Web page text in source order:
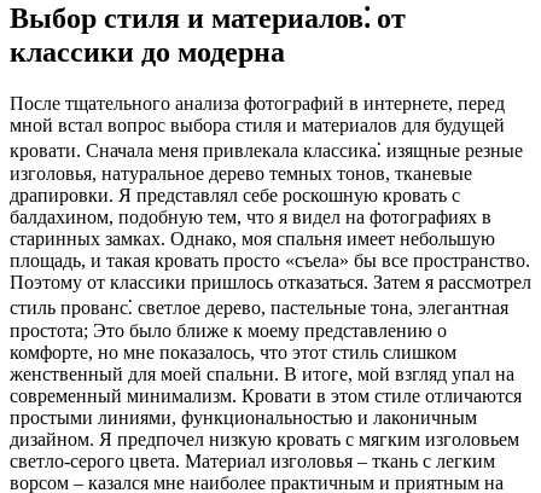
Выбор стиля и материалов⁚ от
классики до модерна
После тщательного анализа фотографий в интернете, перед
мной встал вопрос выбора стиля и материалов для будущей
кровати. Сначала меня привлекала классика⁚ изящные резные
изголовья, натуральное дерево темных тонов, тканевые
драпировки. Я представлял себе роскошную кровать с
балдахином, подобную тем, что я видел на фотографиях в
старинных замках. Однако, моя спальня имеет небольшую
площадь, и такая кровать просто «съела» бы все пространство.
Поэтому от классики пришлось отказаться. Затем я рассмотрел
стиль прованс⁚ светлое дерево, пастельные тона, элегантная
простота; Это было ближе к моему представлению о
комфорте, но мне показалось, что этот стиль слишком
женственный для моей спальни. В итоге, мой взгляд упал на
современный минимализм. Кровати в этом стиле отличаются
простыми линиями, функциональностью и лаконичным
дизайном. Я предпочел низкую кровать с мягким изголовьем
светло-серого цвета. Материал изголовья – ткань с легким
ворсом – казался мне наиболее практичным и приятным на